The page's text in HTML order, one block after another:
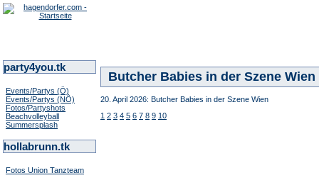
party4you.tk
Events/Partys (Ö)
Events/Partys (NÖ)
Fotos/Partyshots
Beachvolleyball
Summersplash
hollabrunn.tk
Fotos Union Tanzteam
Butcher Babies in der Szene Wien
20. April 2026: Butcher Babies in der Szene Wien
1 2 3 4 5 6 7 8 9 10